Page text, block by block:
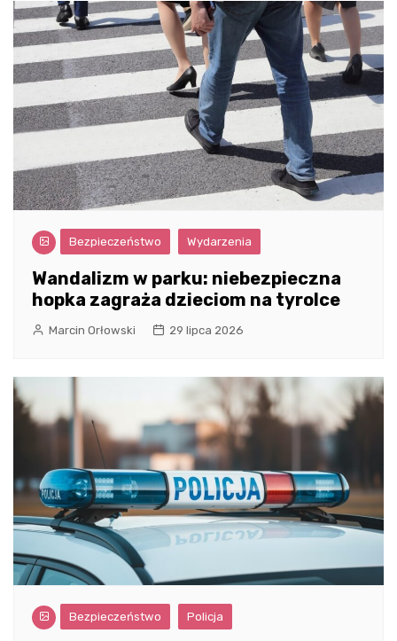
Bezpieczeństwo Wydarzenia
Wandalizm w parku: niebezpieczna
hopka zagraża dzieciom na tyrolce
Marcin Orłowski 29 lipca 2026
Bezpieczeństwo Policja